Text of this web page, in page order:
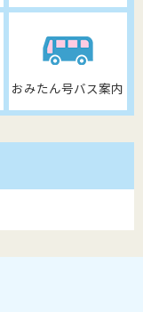
おみたん号バス案内